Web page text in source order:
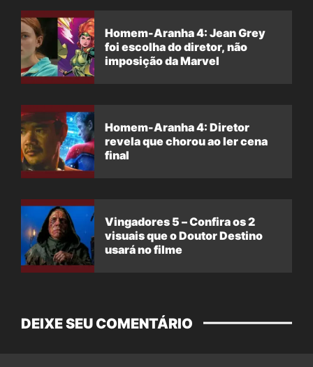
Homem-Aranha 4: Jean Grey
foi escolha do diretor, não
imposição da Marvel
Homem-Aranha 4: Diretor
revela que chorou ao ler cena
final
Vingadores 5 – Confira os 2
visuais que o Doutor Destino
usará no filme
DEIXE SEU COMENTÁRIO